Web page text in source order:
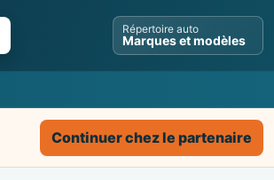
Répertoire auto
Marques et modèles
Continuer chez le partenaire